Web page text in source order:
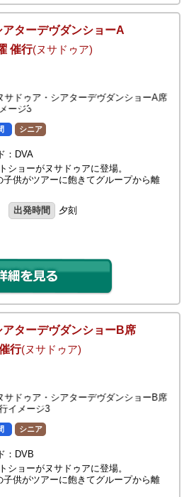
ターデヴダンショーA
催行(ヌサドゥア)
シニア
：DVA
ショーがヌサドゥアに登場。
供がツアーに飽きてグループから離
出発時間 夕刻
ターデヴダンショーB席
行(ヌサドゥア)
シニア
：DVB
ショーがヌサドゥアに登場。
供がツアーに飽きてグループから離